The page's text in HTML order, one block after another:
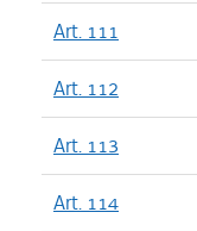
Art. 111
Art. 112
Art. 113
Art. 114